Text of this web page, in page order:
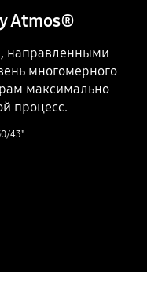
Atmos®
направленными
многомерного
максимально
процесс.
43"